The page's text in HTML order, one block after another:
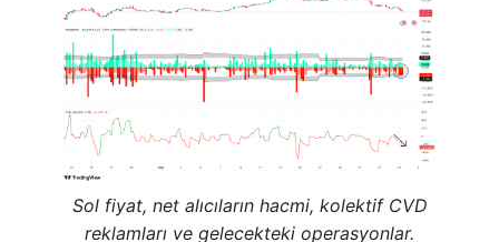
Sol fiyat, net alıcıların hacmi, kolektif CVD
reklamları ve gelecekteki operasyonlar.